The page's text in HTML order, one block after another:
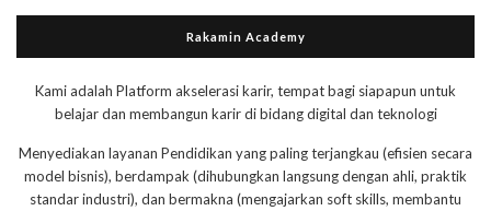
Rakamin Academy
Kami adalah Platform akselerasi karir, tempat bagi siapapun untuk
belajar dan membangun karir di bidang digital dan teknologi
Menyediakan layanan Pendidikan yang paling terjangkau (efisien secara
model bisnis), berdampak (dihubungkan langsung dengan ahli, praktik
standar industri), dan bermakna (mengajarkan soft skills, membantu